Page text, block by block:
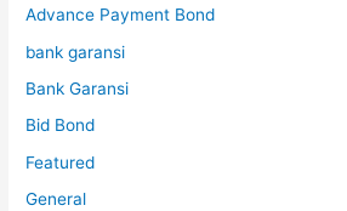
Advance Payment Bond
bank garansi
Bank Garansi
Bid Bond
Featured
General